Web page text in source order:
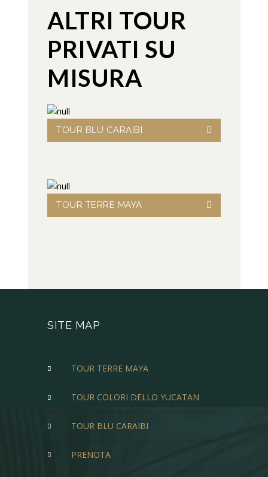
ALTRI TOUR
PRIVATI SU
MISURA
TOUR BLU CARAIBI
TOUR TERRE MAYA
SITE MAP
TOUR TERRE MAYA
TOUR COLORI DELLO YUCATAN
TOUR BLU CARAIBI
PRENOTA